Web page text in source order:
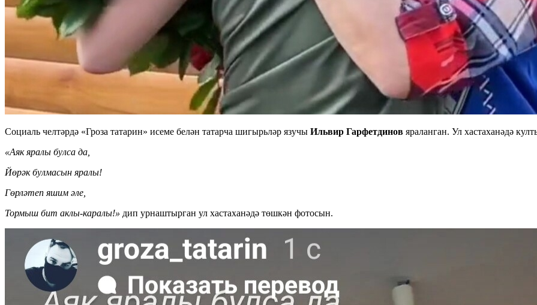
Социаль челтәрдә «Гроза татарин» исеме белән татарча шигырьләр язучы Ильвир Гарфетдинов яраланган. Ул хастаханәдә
«Аяк яралы булса да,
Йөрәк булмасын яралы!
Гөрләтеп яшим әле,
Тормыш бит аклы-каралы!» дип урнаштырган ул хастаханәдә төшкән фотосын.